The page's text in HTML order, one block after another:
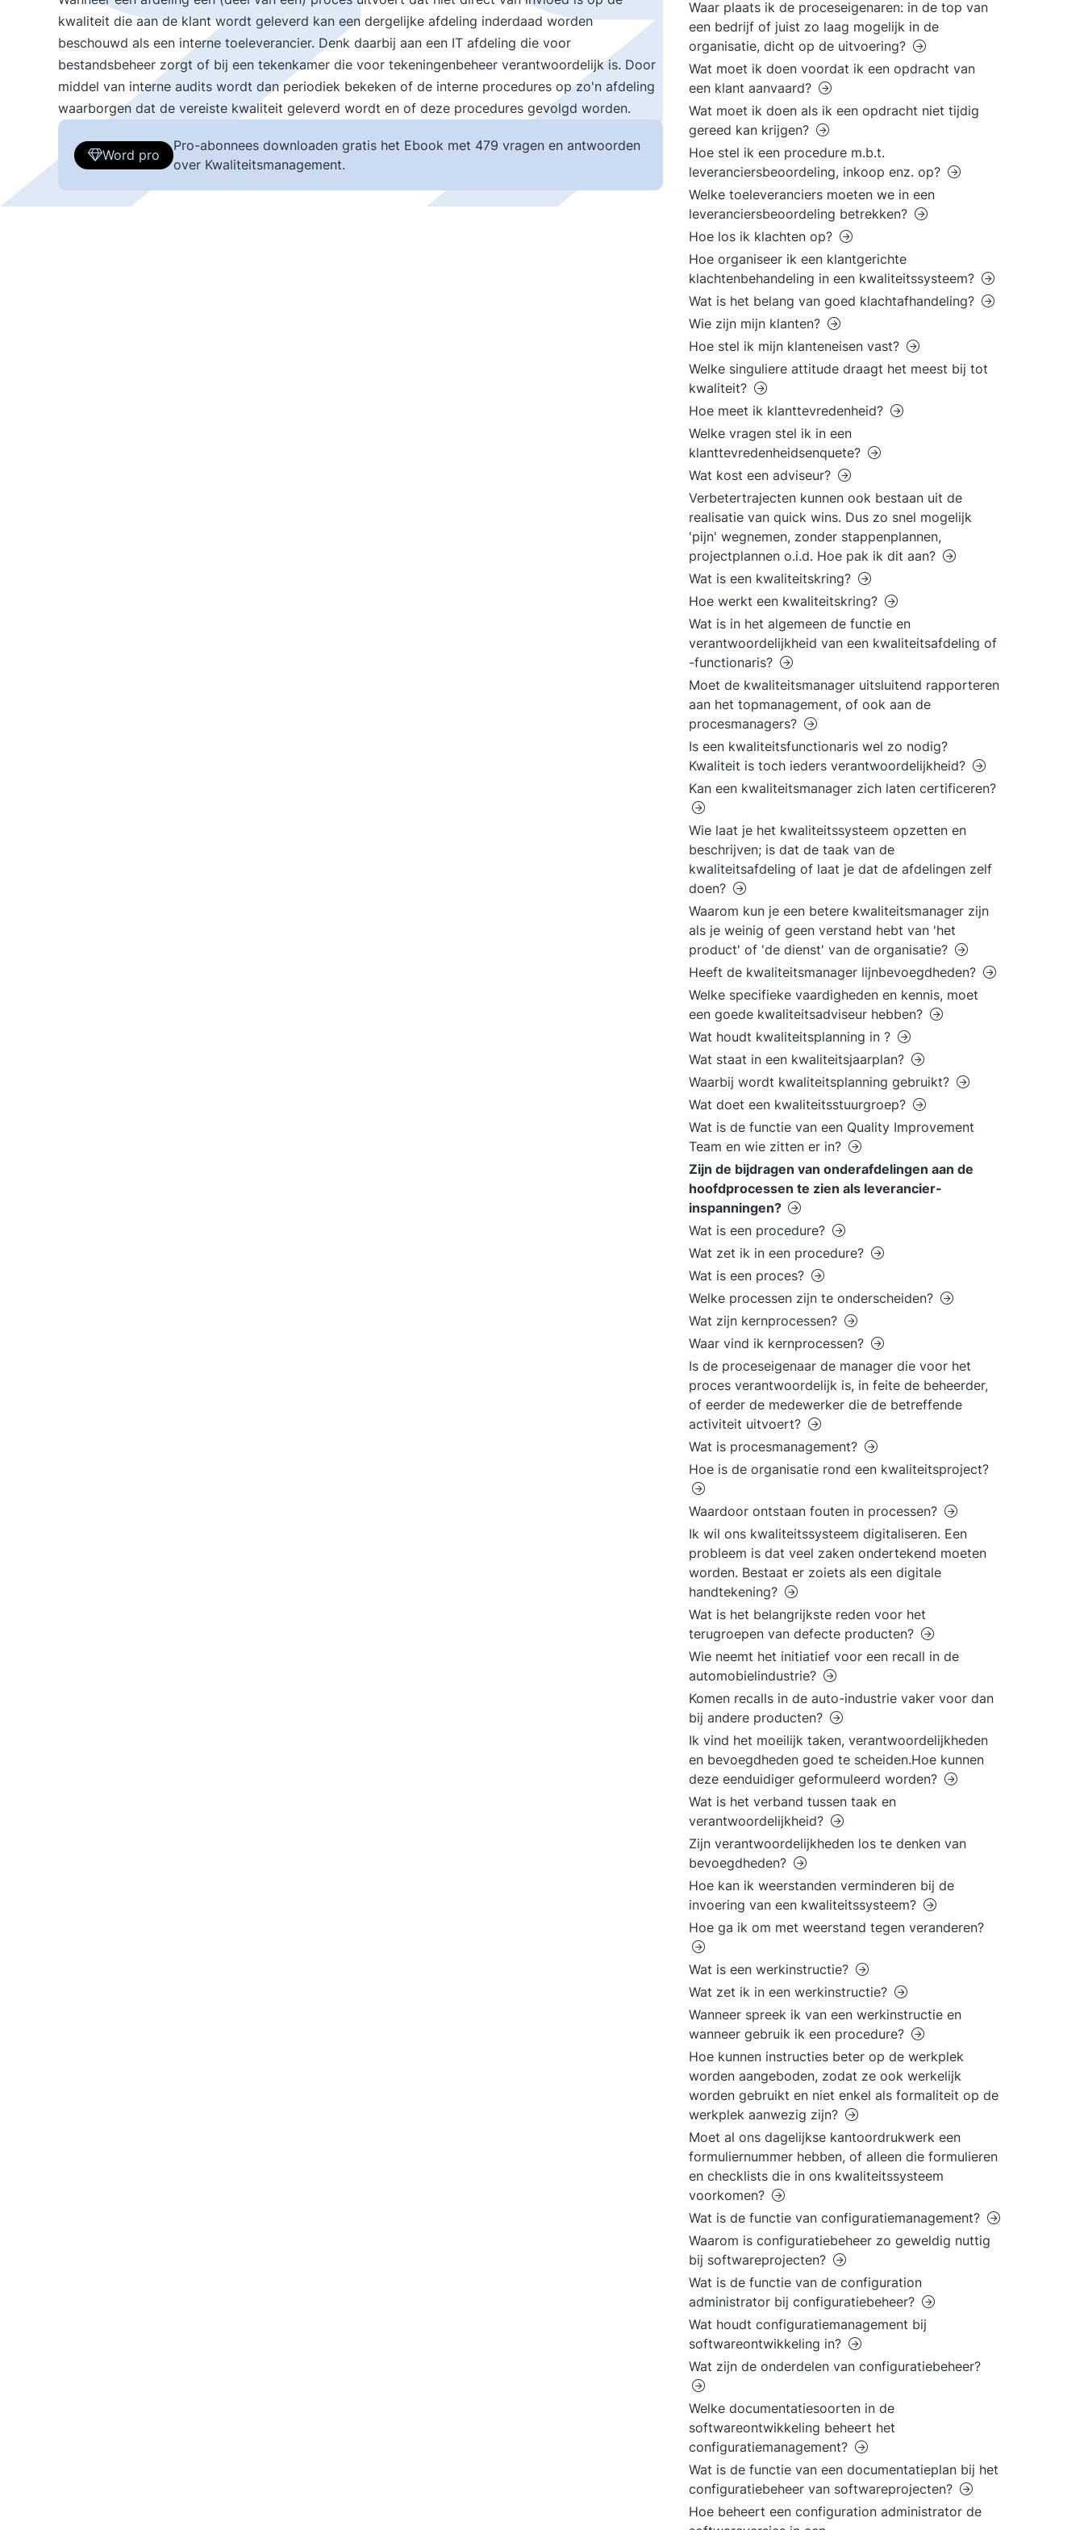
kwaliteit die aan de klant wordt geleverd kan een dergelijke afdeling inderdaad worden
beschouwd als een interne toeleverancier. Denk daarbij aan een IT afdeling die voor
bestandsbeheer zorgt of bij een tekenkamer die voor tekeningenbeheer verantwoordelijk is. Door
middel van interne audits wordt dan periodiek bekeken of de interne procedures op zo'n afdeling
waarborgen dat de vereiste kwaliteit geleverd wordt en of deze procedures gevolgd worden.
Word pro
Pro-abonnees downloaden gratis het Ebook met 479 vragen en antwoorden
over Kwaliteitsmanagement.
Waar plaats ik de proceseigenaren: in de top van
een bedrijf of juist zo laag mogelijk in de
organisatie, dicht op de uitvoering?
Wat moet ik doen voordat ik een opdracht van
een klant aanvaard?
Wat moet ik doen als ik een opdracht niet tijdig
gereed kan krijgen?
Hoe stel ik een procedure m.b.t.
leveranciersbeoordeling, inkoop enz. op?
Welke toeleveranciers moeten we in een
leveranciersbeoordeling betrekken?
Hoe los ik klachten op?
Hoe organiseer ik een klantgerichte
klachtenbehandeling in een kwaliteitssysteem?
Wat is het belang van goed klachtafhandeling?
Wie zijn mijn klanten?
Hoe stel ik mijn klanteneisen vast?
Welke singuliere attitude draagt het meest bij tot
kwaliteit?
Hoe meet ik klanttevredenheid?
Welke vragen stel ik in een
klanttevredenheidsenquete?
Wat kost een adviseur?
Verbetertrajecten kunnen ook bestaan uit de
realisatie van quick wins. Dus zo snel mogelijk
'pijn' wegnemen, zonder stappenplannen,
projectplannen o.i.d. Hoe pak ik dit aan?
Wat is een kwaliteitskring?
Hoe werkt een kwaliteitskring?
Wat is in het algemeen de functie en
verantwoordelijkheid van een kwaliteitsafdeling of
-functionaris?
Moet de kwaliteitsmanager uitsluitend rapporteren
aan het topmanagement, of ook aan de
procesmanagers?
Is een kwaliteitsfunctionaris wel zo nodig?
Kwaliteit is toch ieders verantwoordelijkheid?
Kan een kwaliteitsmanager zich laten certificeren?
Wie laat je het kwaliteitssysteem opzetten en
beschrijven; is dat de taak van de
kwaliteitsafdeling of laat je dat de afdelingen zelf
doen?
Waarom kun je een betere kwaliteitsmanager zijn
als je weinig of geen verstand hebt van 'het
product' of 'de dienst' van de organisatie?
Heeft de kwaliteitsmanager lijnbevoegdheden?
Welke specifieke vaardigheden en kennis, moet
een goede kwaliteitsadviseur hebben?
Wat houdt kwaliteitsplanning in ?
Wat staat in een kwaliteitsjaarplan?
Waarbij wordt kwaliteitsplanning gebruikt?
Wat doet een kwaliteitsstuurgroep?
Wat is de functie van een Quality Improvement
Team en wie zitten er in?
Zijn de bijdragen van onderafdelingen aan de
hoofdprocessen te zien als leverancier-
inspanningen?
Wat is een procedure?
Wat zet ik in een procedure?
Wat is een proces?
Welke processen zijn te onderscheiden?
Wat zijn kernprocessen?
Waar vind ik kernprocessen?
Is de proceseigenaar de manager die voor het
proces verantwoordelijk is, in feite de beheerder,
of eerder de medewerker die de betreffende
activiteit uitvoert?
Wat is procesmanagement?
Hoe is de organisatie rond een kwaliteitsproject?
Waardoor ontstaan fouten in processen?
Ik wil ons kwaliteitssysteem digitaliseren. Een
probleem is dat veel zaken ondertekend moeten
worden. Bestaat er zoiets als een digitale
handtekening?
Wat is het belangrijkste reden voor het
terugroepen van defecte producten?
Wie neemt het initiatief voor een recall in de
automobielindustrie?
Komen recalls in de auto-industrie vaker voor dan
bij andere producten?
Ik vind het moeilijk taken, verantwoordelijkheden
en bevoegdheden goed te scheiden.Hoe kunnen
deze eenduidiger geformuleerd worden?
Wat is het verband tussen taak en
verantwoordelijkheid?
Zijn verantwoordelijkheden los te denken van
bevoegdheden?
Hoe kan ik weerstanden verminderen bij de
invoering van een kwaliteitssysteem?
Hoe ga ik om met weerstand tegen veranderen?
Wat is een werkinstructie?
Wat zet ik in een werkinstructie?
Wanneer spreek ik van een werkinstructie en
wanneer gebruik ik een procedure?
Hoe kunnen instructies beter op de werkplek
worden aangeboden, zodat ze ook werkelijk
worden gebruikt en niet enkel als formaliteit op de
werkplek aanwezig zijn?
Moet al ons dagelijkse kantoordrukwerk een
formuliernummer hebben, of alleen die formulieren
en checklists die in ons kwaliteitssysteem
voorkomen?
Wat is de functie van configuratiemanagement?
Waarom is configuratiebeheer zo geweldig nuttig
bij softwareprojecten?
Wat is de functie van de configuration
administrator bij configuratiebeheer?
Wat houdt configuratiemanagement bij
softwareontwikkeling in?
Wat zijn de onderdelen van configuratiebeheer?
Welke documentatiesoorten in de
softwareontwikkeling beheert het
configuratiemanagement?
Wat is de functie van een documentatieplan bij het
configuratiebeheer van softwareprojecten?
Hoe beheert een configuration administrator de